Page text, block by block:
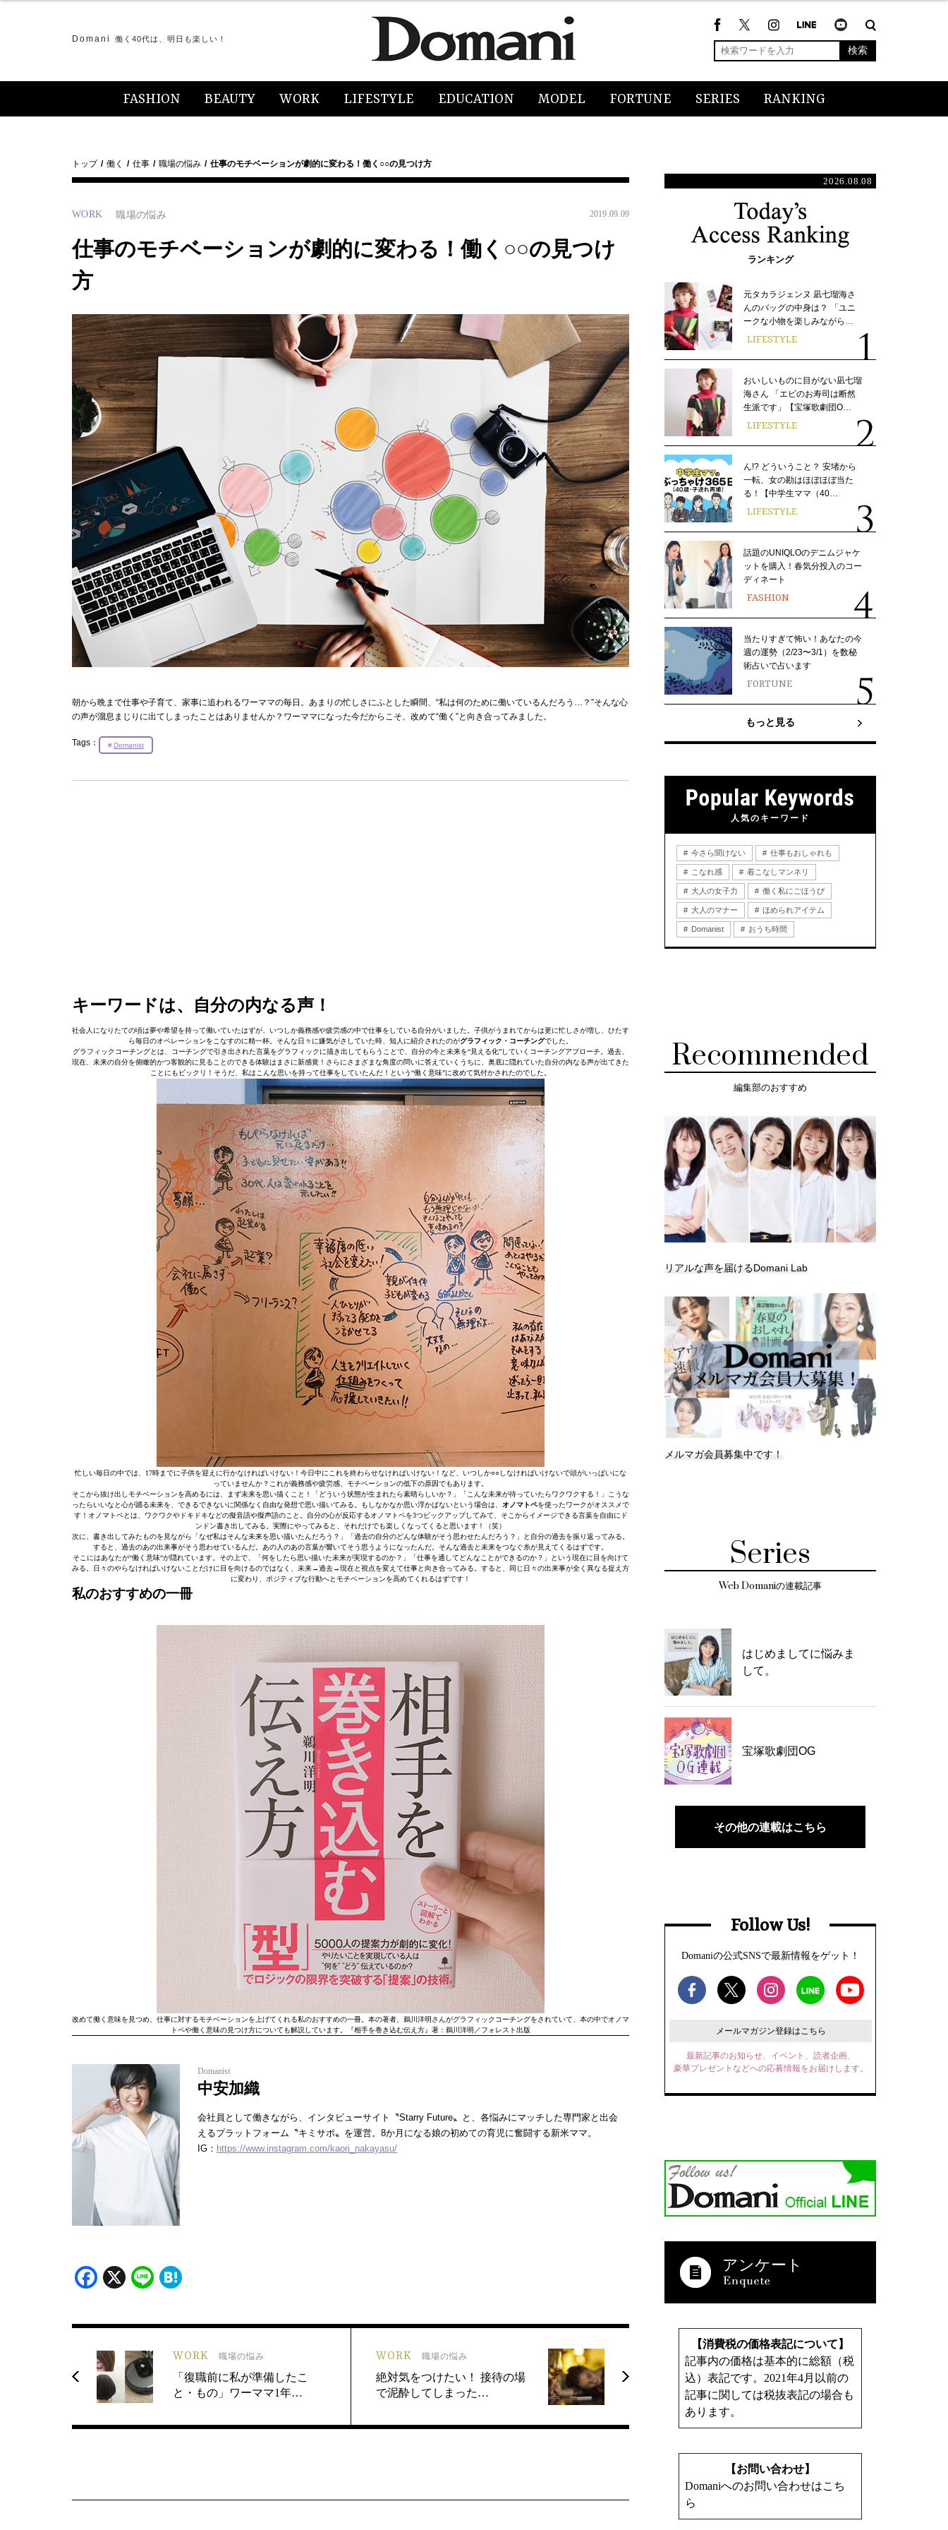
Domani 働く40代は、明日も楽しい！
検索
FASHION BEAUTY WORK LIFESTYLE EDUCATION MODEL FORTUNE SERIES RANKING
トップ 働く 仕事 職場の悩み 仕事のモチベーションが劇的に変わる！働く○○の見つけ方
WORK 職場の悩み 2019.09.09
仕事のモチベーションが劇的に変わる！働く○○の見つけ
方
朝から晩まで仕事や子育て、家事に追われるワーママの毎日。あまりの忙しさにふとした瞬間、“私は何のために働いているんだろう…？”そんな心
の声が溜息まじりに出てしまったことはありませんか？ワーママになった今だからこそ、改めて“働く”と向き合ってみました。
Tags： Domanist
キーワードは、自分の内なる声！
社会人になりたての頃は夢や希望を持って働いていたはずが、いつしか義務感や疲労感の中で仕事をしている自分がいました。子供がうまれてからは更に忙しさが増し、ひたす
ら毎日のオペレーションをこなすのに精一杯。そんな日々に嫌気がさしていた時、知人に紹介されたのがグラフィック・コーチングでした。
グラフィックコーチングとは、コーチングで引き出された言葉をグラフィックに描き出してもらうことで、自分の今と未来を“見える化”していくコーチングアプローチ。過去、
現在、未来の自分を俯瞰的かつ客観的に見ることのできる体験はまさに新感覚！さらにさまざまな角度の問いに答えていくうちに、奥底に隠れていた自分の内なる声が出てきた
ことにもビックリ！そうだ、私はこんな思いを持って仕事をしていたんだ！という“働く意味”に改めて気付かされたのでした。
忙しい毎日の中では、17時までに子供を迎えに行かなければいけない！今日中にこれを終わらせなければいけない！など、いつしか○○しなければいけないで頭がいっぱいにな
っていませんか？これが義務感や疲労感、モチベーションの低下の原因でもあります。
そこから抜け出しモチベーションを高めるには、まず未来を思い描くこと！「どういう状態が生まれたら素晴らしいか？」「こんな未来が待っていたらワクワクする！」こうな
ったらいいなと心が踊る未来を、できるできないに関係なく自由な発想で思い描いてみる。もしなかなか思い浮かばないという場合は、 オノマトペを使ったワークがオススメで
す！オノマトペとは、ワクワクやドキドキなどの擬音語や擬声語のこと。自分の心が反応するオノマトペを3つピックアップしてみて、そこからイメージできる言葉を自由にド
ンドン書き出してみる。実際にやってみると、それだけでも楽しくなってくると思います！（笑）
次に、書き出してみたものを見ながら「なぜ私はそんな未来を思い描いたんだろう？」「過去の自分のどんな体験がそう思わせたんだろう？」と自分の過去を振り返ってみる。
すると、過去のあの出来事がそう思わせているんだ。あの人のあの言葉が響いてそう思うようになったんだ。そんな過去と未来をつなぐ糸が見えてくるはずです。
そこにはあなたが“働く意味“が隠れています。その上で、「何をしたら思い描いた未来が実現するのか？」「仕事を通してどんなことができるのか？」という現在に目を向けて
みる。日々のやらなければいけないことだけに目を向けるのではなく、未来→過去→現在と視点を変えて仕事と向き合ってみる。すると、同じ日々の出来事が全く異なる捉え方
に変わり、ポジティブな行動へとモチベーションを高めてくれるはずです！
私のおすすめの一冊
改めて働く意味を見つめ、仕事に対するモチベーションを上げてくれる私のおすすめの一冊。本の著者、鵜川洋明さんがグラフィックコーチングをされていて、本の中でオノマ
トペや働く意味の見つけ方についても解説しています。『相手を巻き込む伝え方』著：鵜川洋明／フォレスト出版
Domanist
中安加織
会社員として働きながら、インタビューサイト〝Starry Future〟と、各悩みにマッチした専門家と出会
えるプラットフォーム〝キミサポ〟を運営。8か月になる娘の初めての育児に奮闘する新米ママ。
IG： https://www.instagram.com/kaori_nakayasu/
Facebook
X Line
WORK 職場の悩み
「復職前に私が準備したこ
と・もの」ワーママ1年…
WORK 職場の悩み
絶対気をつけたい！ 接待の場
で泥酔してしまった…
2026.08.08
ランキング
元タカラジェンヌ 凪七瑠海さ
んのバッグの中身は？ 「ユニ
ークな小物を楽しみながら…
LIFESTYLE
おいしいものに目がない凪七瑠
海さん 「エビのお寿司は断然
生派です」【宝塚歌劇団O…
LIFESTYLE
ん!? どういうこと？ 安堵から
一転、女の勘はほぼほぼ当た
る！【中学生ママ（40…
LIFESTYLE
話題のUNIQLOのデニムジャケ
ットを購入！春気分投入のコー
ディネート
FASHION
当たりすぎて怖い！あなたの今
週の運勢（2/23〜3/1）を数秘
術占いで占います
FORTUNE
もっと見る
人気のキーワード
今さら聞けない 仕事もおしゃれも
こなれ感 着こなしマンネリ
大人の女子力 働く私にごほうび
大人のマナー ほめられアイテム
Domanist おうち時間
Recommended
編集部のおすすめ
リアルな声を届けるDomani Lab
メルマガ会員募集中です！
Series
Web Domaniの連載記事
はじめましてに悩みま
して。
宝塚歌劇団OG
その他の連載はこちら
Follow Us!
Domaniの公式SNSで最新情報をゲット！
メールマガジン登録はこちら
最新記事のお知らせ、イベント、読者企画、
豪華プレゼントなどへの応募情報をお届けします。
アンケート
【消費税の価格表記について】
記事内の価格は基本的に総額（税
込）表記です。2021年4月以前の
記事に関しては税抜表記の場合も
あります。
【お問い合わせ】
Domaniへのお問い合わせはこち
ら